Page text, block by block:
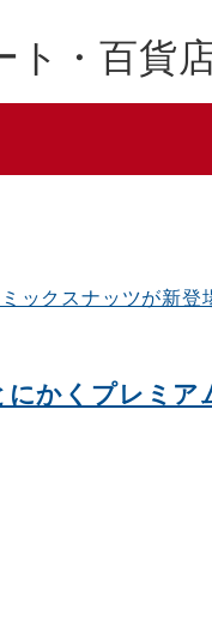
ト・百貨
かくプレミア